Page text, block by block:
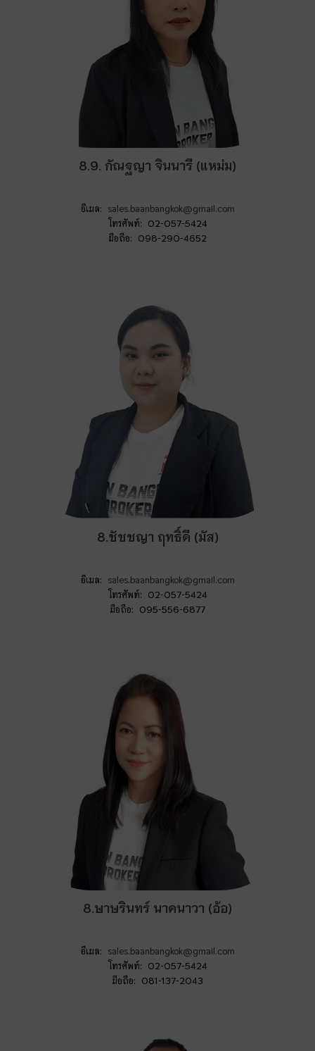
8.9. กัณฐญา จินนารี (แหม่ม)
อีเมล: sales.baanbangkok@gmail.com
โทรศัพท์: 02-057-5424
มือถือ: 098-290-4652
8.ชัชชญา ฤทธิ์ดี (มัส)
อีเมล: sales.baanbangkok@gmail.com
โทรศัพท์: 02-057-5424
มือถือ: 095-556-6877
8.ษาษรินทร์ นาคนาวา (อ้อ)
อีเมล: sales.baanbangkok@gmail.com
โทรศัพท์: 02-057-5424
มือถือ: 081-137-2043